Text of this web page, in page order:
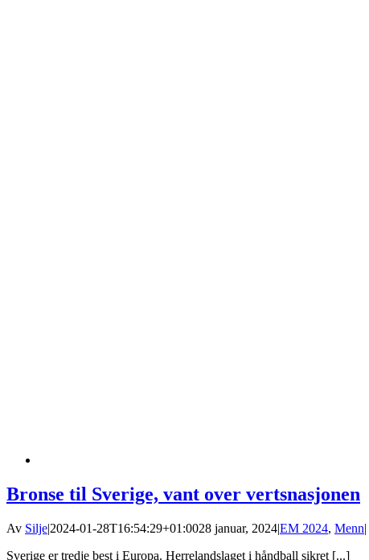
Bronse til Sverige, vant over vertsnasjonen
Av Silje|2024-01-28T16:54:29+01:0028 januar, 2024|EM 2024, Menn|
Sverige er tredje best i Europa. Herrelandslaget i håndball sikret [...]